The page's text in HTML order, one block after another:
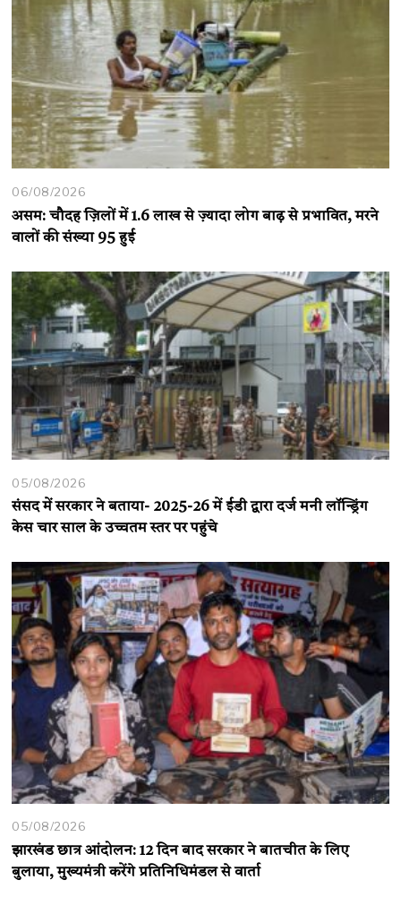
06/08/2026
असम: चौदह ज़िलों में 1.6 लाख से ज़्यादा लोग बाढ़ से प्रभावित, मरने
वालों की संख्या 95 हुई
05/08/2026
संसद में सरकार ने बताया- 2025-26 में ईडी द्वारा दर्ज मनी लॉन्ड्रिंग
केस चार साल के उच्चतम स्तर पर पहुंचे
05/08/2026
झारखंड छात्र आंदोलन: 12 दिन बाद सरकार ने बातचीत के लिए
बुलाया, मुख्यमंत्री करेंगे प्रतिनिधिमंडल से वार्ता